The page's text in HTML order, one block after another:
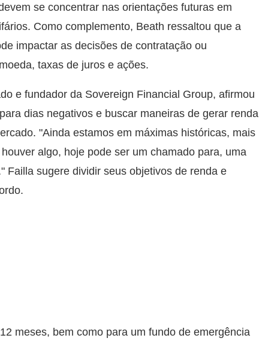
se concentrar nas orientações futuras em
Como complemento, Beath ressaltou que a
impactar as decisões de contratação ou
taxas de juros e ações.
e fundador da Sovereign Financial Group, afirmou
dias negativos e buscar maneiras de gerar renda
"Ainda estamos em máximas históricas, mais
algo, hoje pode ser um chamado para, uma
Failla sugere dividir seus objetivos de renda e
meses, bem como para um fundo de emergência